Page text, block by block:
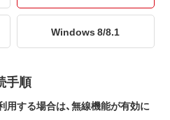
Windows 8/8.1
手順
する場合は、無線機能が有効に